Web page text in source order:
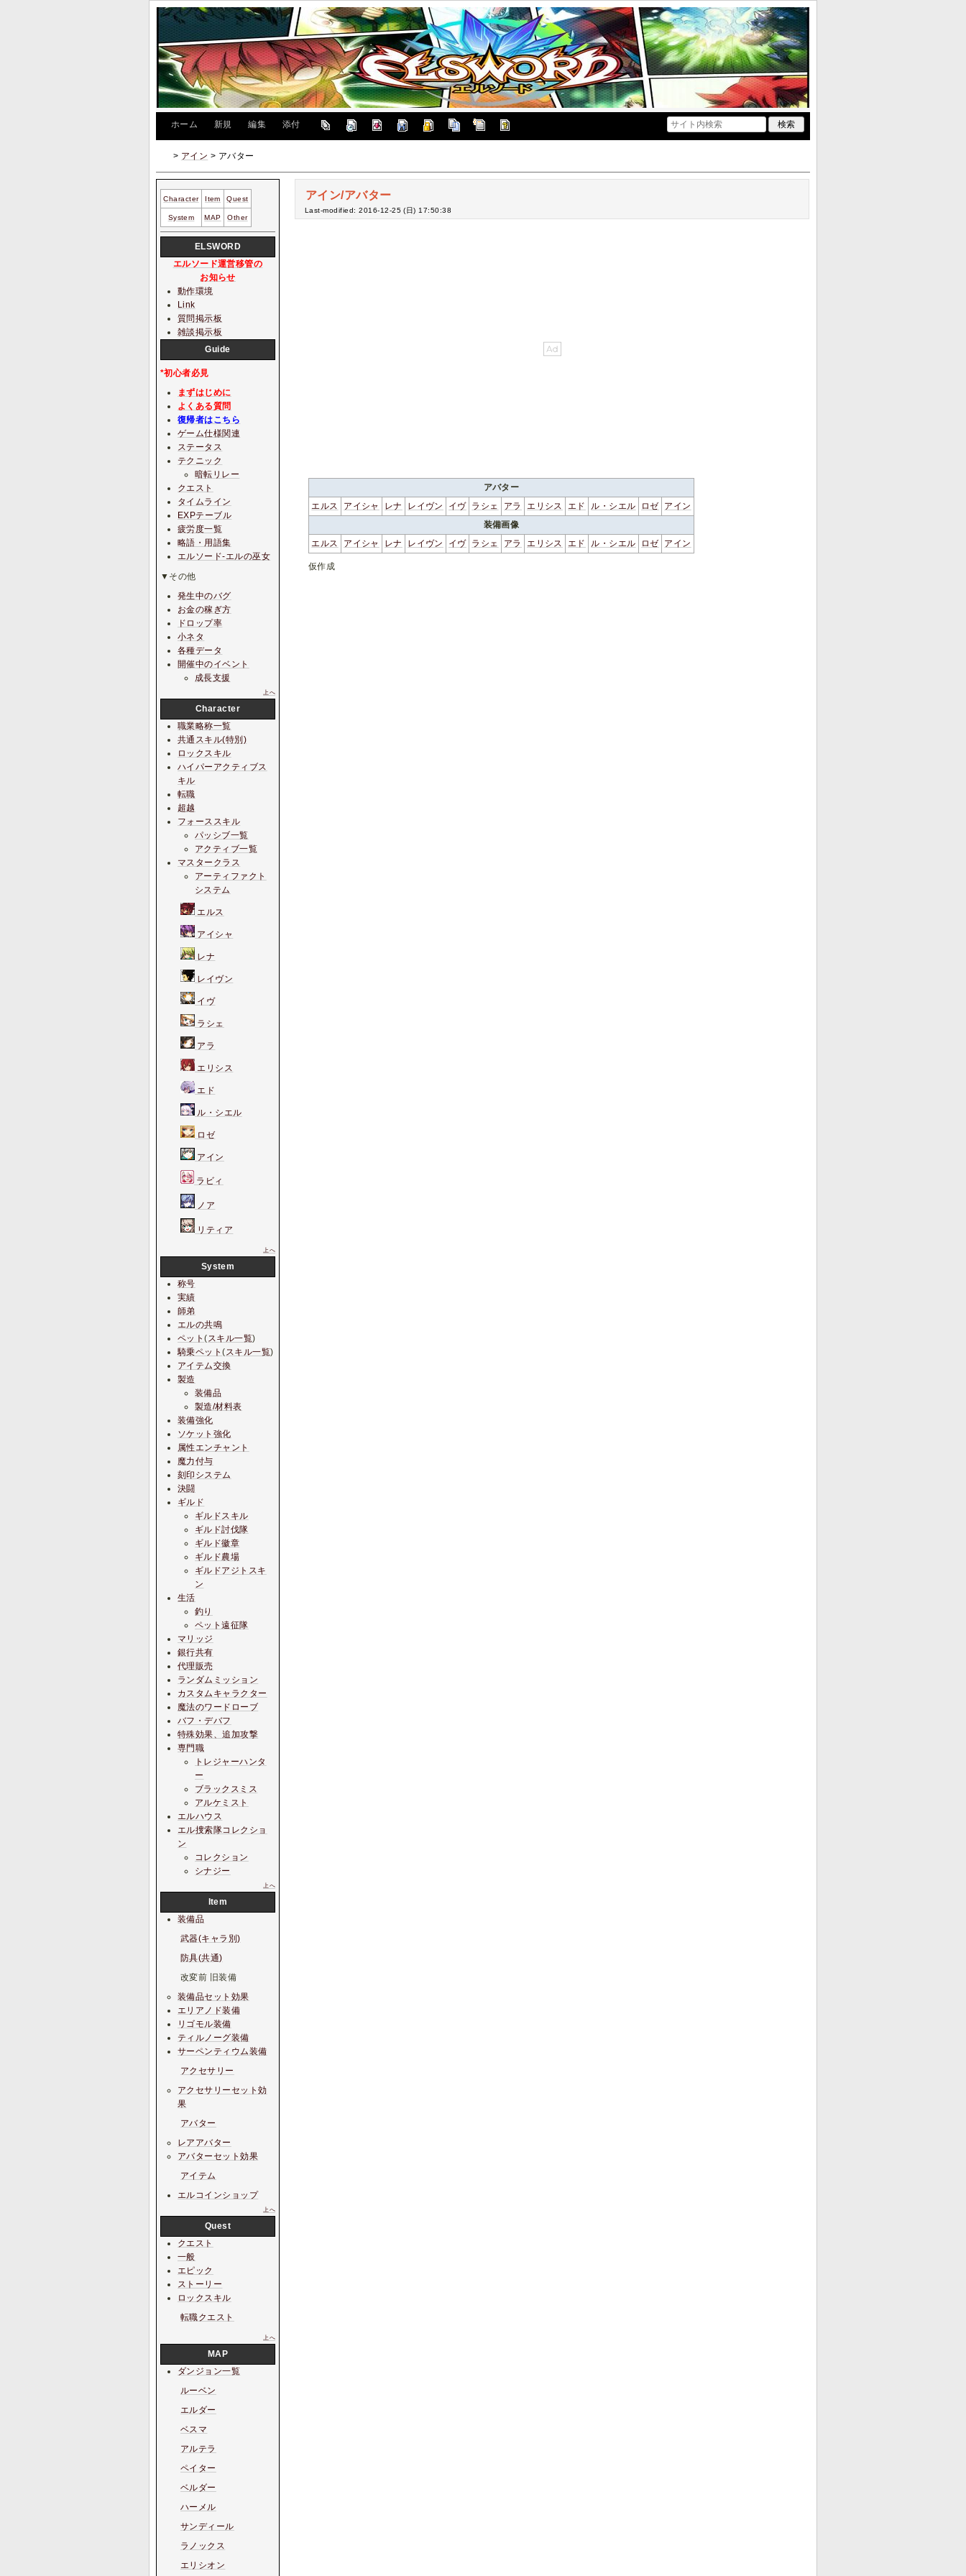
ホーム 新規 編集 添付
> アイン > アバター
アイン/アバター
Last-modified: 2016-12-25 (日) 17:50:38
アバター
エルス
アイシャ レナ レイヴン イヴ ラシェ アラ エリシス エド ル・シエル ロゼ
アイン
装備画像
エルス
アイシャ レナ レイヴン イヴ ラシェ アラ エリシス エド ル・シエル ロゼ アイン
仮作成
Character Item Quest
System MAP Other
ELSWORD
エルソード運営移管の
お知らせ
動作環境
Link
質問掲示板
雑談掲示板
Guide
*初心者必見
まずはじめに
よくある質問
復帰者はこちら
ゲーム仕様関連
ステータス
テクニック
暗転リレー
クエスト
タイムライン
EXPテーブル
疲労度一覧
略語・用語集
エルソード-エルの巫女
▼その他
発生中のバグ
お金の稼ぎ方
ドロップ率
小ネタ
各種データ
開催中のイベント
成長支援
上へ
Character
職業略称一覧
共通スキル(特別)
ロックスキル
ハイパーアクティブス
キル
転職
超越
フォーススキル
パッシブ一覧
アクティブ一覧
マスタークラス
アーティファクト
システム
エルス
アイシャ
レナ
レイヴン
イヴ
ラシェ
アラ
エリシス
エド
ル・シエル
ロゼ
アイン
ラビィ
ノア
リティア
上へ
System
称号
実績
師弟
エルの共鳴
ペット(スキル一覧)
騎乗ペット(スキル一覧)
アイテム交換
製造
装備品
製造/材料表
装備強化
ソケット強化
属性エンチャント
魔力付与
刻印システム
決闘
ギルド
ギルドスキル
ギルド討伐隊
ギルド徽章
ギルド農場
ギルドアジトスキ
ン
生活
釣り
ペット遠征隊
マリッジ
銀行共有
代理販売
ランダムミッション
カスタムキャラクター
魔法のワードローブ
バフ・デバフ
特殊効果、追加攻撃
専門職
トレジャーハンタ
ー
ブラックスミス
アルケミスト
エルハウス
エル捜索隊コレクショ
ン
コレクション
シナジー
上へ
Item
装備品
武器(キャラ別)
防具(共通)
改変前 旧装備
装備品セット効果
エリアノド装備
リゴモル装備
ティルノーグ装備
サーペンティウム装備
アクセサリー
アクセサリーセット効
果
アバター
レアアバター
アバターセット効果
アイテム
エルコインショップ
上へ
Quest
クエスト
一般
エピック
ストーリー
ロックスキル
転職クエスト
上へ
MAP
ダンジョン一覧
ルーベン
エルダー
ベスマ
アルテラ
ペイター
ベルダー
ハーメル
サンディール
ラノックス
エリシオン